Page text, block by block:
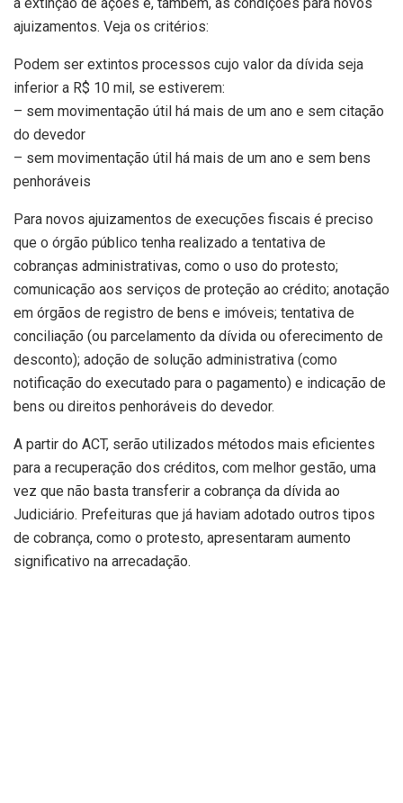
ajuizamentos. Veja os critérios:
Podem ser extintos processos cujo valor da dívida seja
inferior a R$ 10 mil, se estiverem:
– sem movimentação útil há mais de um ano e sem citação
do devedor
– sem movimentação útil há mais de um ano e sem bens
penhoráveis
Para novos ajuizamentos de execuções fiscais é preciso
que o órgão público tenha realizado a tentativa de
cobranças administrativas, como o uso do protesto;
comunicação aos serviços de proteção ao crédito; anotação
em órgãos de registro de bens e imóveis; tentativa de
conciliação (ou parcelamento da dívida ou oferecimento de
desconto); adoção de solução administrativa (como
notificação do executado para o pagamento) e indicação de
bens ou direitos penhoráveis do devedor.
A partir do ACT, serão utilizados métodos mais eficientes
para a recuperação dos créditos, com melhor gestão, uma
vez que não basta transferir a cobrança da dívida ao
Judiciário. Prefeituras que já haviam adotado outros tipos
de cobrança, como o protesto, apresentaram aumento
significativo na arrecadação.